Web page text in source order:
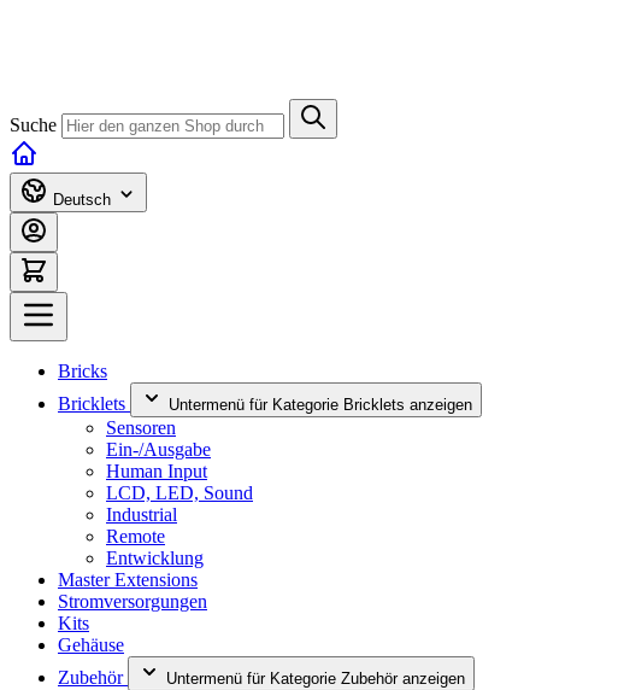
Suche
Deutsch
Bricks
Bricklets
Untermenü für Kategorie Bricklets anzeigen
Sensoren
Ein-/Ausgabe
Human Input
LCD, LED, Sound
Industrial
Remote
Entwicklung
Master Extensions
Stromversorgungen
Kits
Gehäuse
Zubehör
Untermenü für Kategorie Zubehör anzeigen